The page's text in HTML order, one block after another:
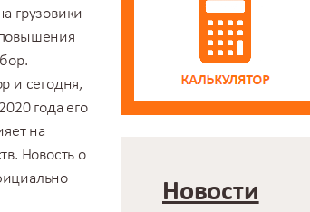
Новости
грузовики
и сегодня,
года его
на
Новость о